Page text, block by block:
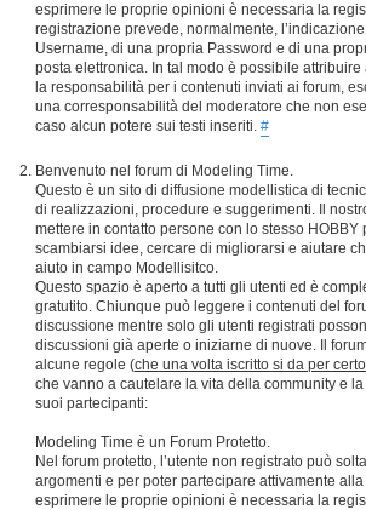
esprimere le proprie opinioni è necessaria la
registrazione prevede, normalmente,
Username, di una propria Password e di una
posta elettronica. In tal modo è possibile attribuire
la responsabilità per i contenuti inviati ai forum,
una corresponsabilità del moderatore che non
caso alcun potere sui testi inseriti. #
Benvenuto nel forum di Modeling Time.
Questo è un sito di diffusione modellistica di
di realizzazioni, procedure e suggerimenti. Il
mettere in contatto persone con lo stesso HOBBY
scambiarsi idee, cercare di migliorarsi e aiutare
aiuto in campo Modellisitco.
Questo spazio è aperto a tutti gli utenti ed è
gratutito. Chiunque può leggere i contenuti del
discussione mentre solo gli utenti registrati
discussioni già aperte o iniziarne di nuove. Il
alcune regole (che una volta iscritto si da per
che vanno a cautelare la vita della community e
suoi partecipanti:
Modeling Time è un Forum Protetto.
Nel forum protetto, l’utente non registrato può
argomenti e per poter partecipare attivamente
esprimere le proprie opinioni è necessaria la